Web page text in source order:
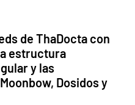
de ThaDocta con
estructura
y las
Dosidos y